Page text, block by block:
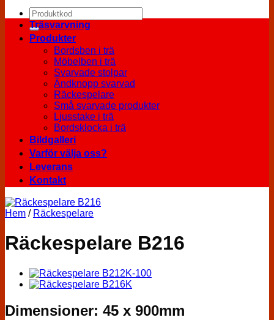
Sök
efter:
Träsvarvning
Produkter
Bordsben i trä
Möbelben i trä
Svarvade stolpar
Ändknopp svarvad
Räckespelare
Små svarvade produkter
Ljusstake i trä
Bordsklocka i trä
Bildgalleri
Varför välja oss?
Leverans
Kontakt
Hem / Räckespelare
Räckespelare B216
Dimensioner: 45 x 900mm